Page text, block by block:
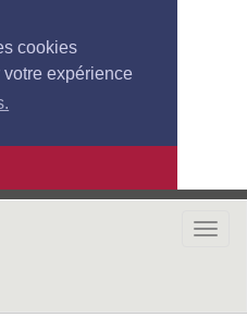
cookies
expérience